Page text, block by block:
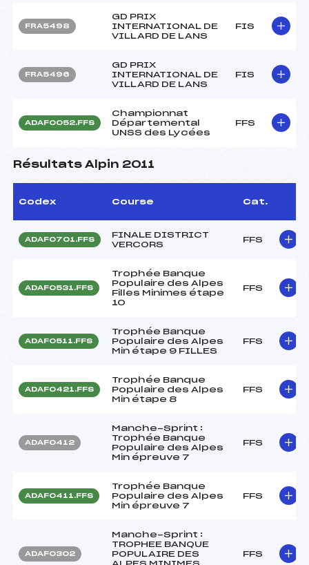
FRA5498
GD PRIX
INTERNATIONAL DE
VILLARD DE LANS
FIS
FRA5496
GD PRIX
INTERNATIONAL DE
VILLARD DE LANS
FIS
ADAF0052.FFS
Championnat
Départemental
UNSS des Lycées
FFS
Résultats Alpin 2011
Codex Course Cat.
ADAF0701.FFS
FINALE DISTRICT
VERCORS
FFS
ADAF0531.FFS
Trophée Banque
Populaire des Alpes
Filles Minimes étape
10
FFS
ADAF0511.FFS
Trophée Banque
Populaire des Alpes
Min étape 9 FILLES
FFS
ADAF0421.FFS
Trophée Banque
Populaire des Alpes
Min étape 8
FFS
ADAF0412
Manche-Sprint :
Trophée Banque
Populaire des Alpes
Min épreuve 7
FFS
ADAF0411.FFS
Trophée Banque
Populaire des Alpes
Min épreuve 7
FFS
ADAF0302
Manche-Sprint :
TROPHEE BANQUE
POPULAIRE DES
ALPES MINIMES
FFS